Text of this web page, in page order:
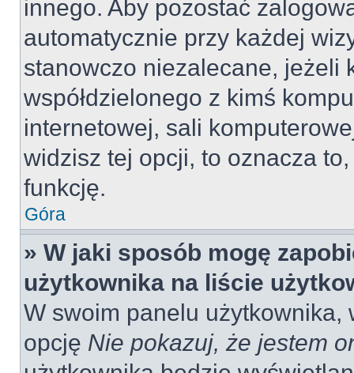
innego. Aby pozostać
automatycznie przy każdej
stanowczo niezalecane, jeżeli
współdzielonego z kimś
internetowej, sali
widzisz tej opcji, to oznacza
funkcję.
Góra
» W jaki sposób mogę
użytkownika na liście
W swoim panelu użytkownika,
opcję Nie pokazuj, że jestem